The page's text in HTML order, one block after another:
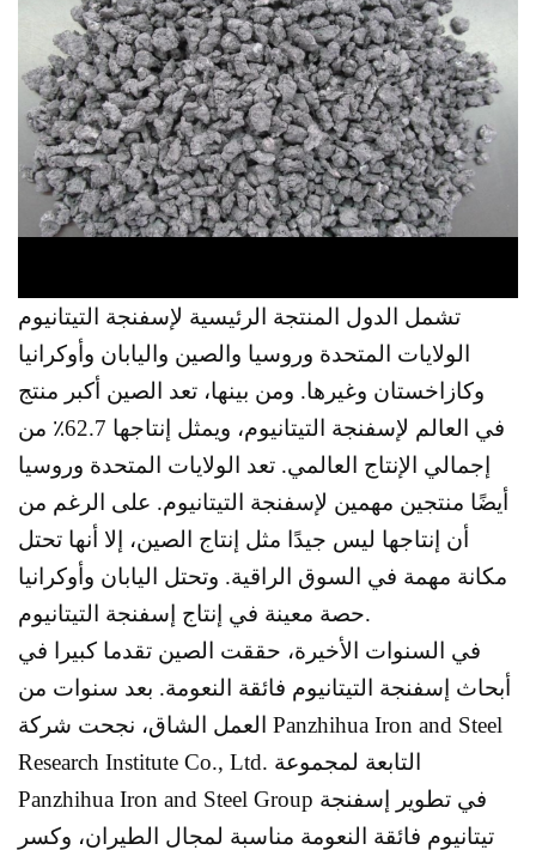
تشمل الدول المنتجة الرئيسية لإسفنجة التيتانيوم
الولايات المتحدة وروسيا والصين واليابان وأوكرانيا
وكازاخستان وغيرها. ومن بينها، تعد الصين أكبر منتج
في العالم لإسفنجة التيتانيوم، ويمثل إنتاجها 62.7٪ من
إجمالي الإنتاج العالمي. تعد الولايات المتحدة وروسيا
أيضًا منتجين مهمين لإسفنجة التيتانيوم. على الرغم من
أن إنتاجها ليس جيدًا مثل إنتاج الصين، إلا أنها تحتل
مكانة مهمة في السوق الراقية. وتحتل اليابان وأوكرانيا
حصة معينة في إنتاج إسفنجة التيتانيوم.
في السنوات الأخيرة، حققت الصين تقدما كبيرا في
أبحاث إسفنجة التيتانيوم فائقة النعومة. بعد سنوات من
العمل الشاق، نجحت شركة Panzhihua Iron and Steel
Research Institute Co., Ltd. التابعة لمجموعة
Panzhihua Iron and Steel Group في تطوير إسفنجة
تيتانيوم فائقة النعومة مناسبة لمجال الطيران، وكسر